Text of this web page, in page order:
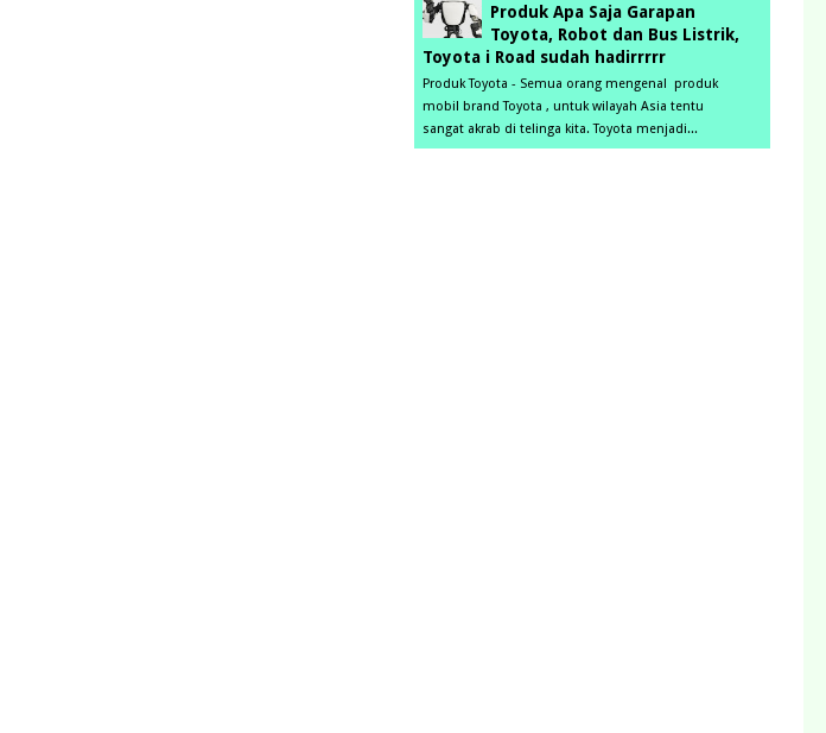
Produk Apa Saja Garapan
Toyota, Robot dan Bus Listrik,
Toyota i Road sudah hadirrrrr
Produk Toyota - Semua orang mengenal produk
mobil brand Toyota , untuk wilayah Asia tentu
sangat akrab di telinga kita. Toyota menjadi...